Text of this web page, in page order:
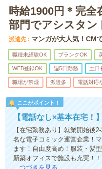
時給1900円＊完
部門でアシスタン
派遣先 マンガが大人気！CM
職種未経験OK ブランクOK
WEB登録OK 週5日勤務 土日
職場が禁煙 派遣多 電話対応
ここがポイント！
【電話なし×基本在宅！
【在宅勤務あり】就業開始
名な電子コミック運営企業！
ます！自由度高め！服装・髪
新築オフィスで施設も充実！
…つづきを見る